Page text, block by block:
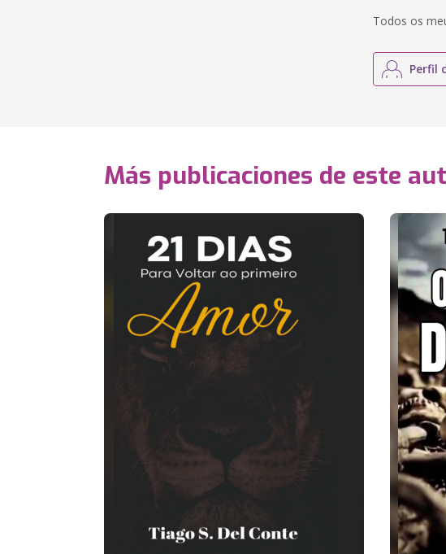
Todos os
Perfil
Más publicaciones de este